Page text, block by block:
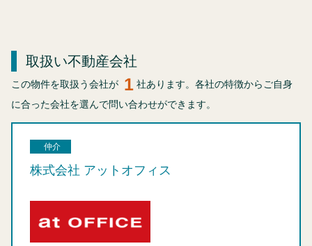
取扱い不動産会社
この物件を取扱う会社が 1 社あります。各社の特徴からご自身
に合った会社を選んで問い合わせができます。
仲介
株式会社 アットオフィス